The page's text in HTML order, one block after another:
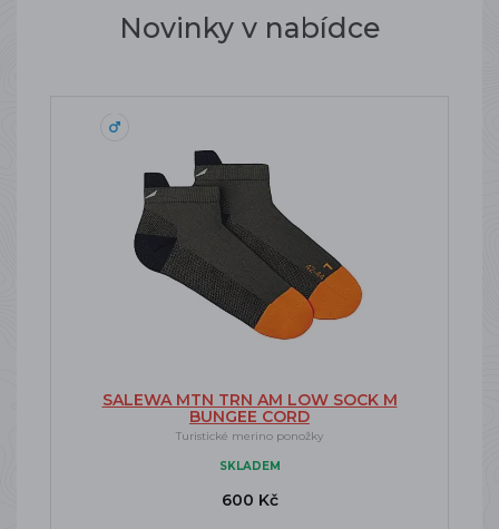
Novinky v nabídce
SALEWA MTN TRN AM LOW SOCK M
BUNGEE CORD
Turistické merino ponožky
SKLADEM
600 Kč